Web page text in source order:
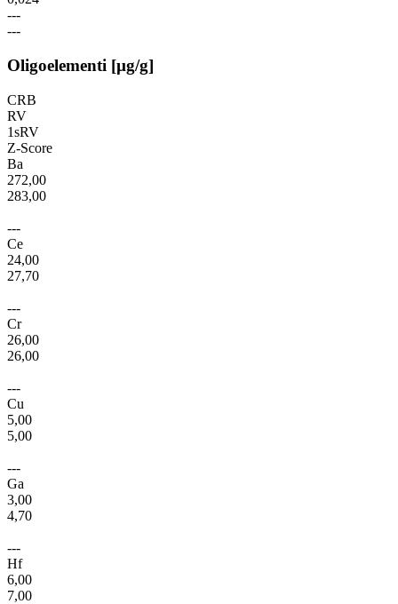
---
---
Oligoelementi [µg/g]
CRB
RV
1sRV
Z-Score
Ba
272,00
283,00
---
Ce
24,00
27,70
---
Cr
26,00
26,00
---
Cu
5,00
5,00
---
Ga
3,00
4,70
---
Hf
6,00
7,00